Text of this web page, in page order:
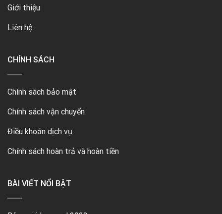
Giới thiệu
Liên hệ
CHÍNH SÁCH
Chính sách bảo mật
Chính sách vận chuyển
Điều khoản dịch vụ
Chính sách hoàn trả và hoàn tiền
BÀI VIẾT NỔI BẬT